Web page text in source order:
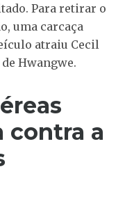
Para retirar o
uma carcaça
atraiu Cecil
Hwangwe.
contra a